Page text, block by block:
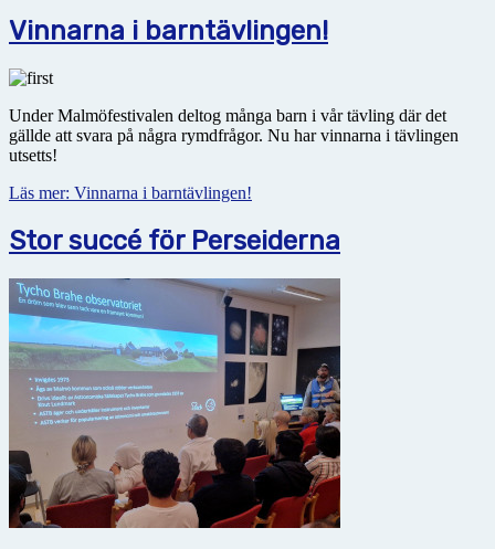
Vinnarna i barntävlingen!
Under Malmöfestivalen deltog många barn i vår tävling där det
gällde att svara på några rymdfrågor. Nu har vinnarna i tävlingen
utsetts!
Läs mer: Vinnarna i barntävlingen!
Stor succé för Perseiderna